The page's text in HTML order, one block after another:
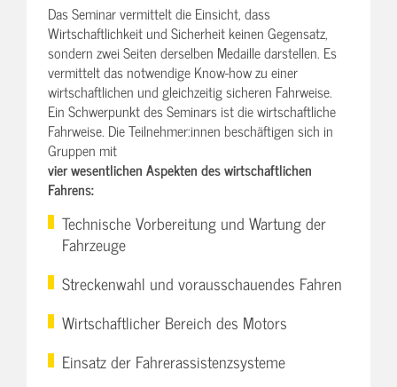
Das Seminar vermittelt die Einsicht, dass
Wirtschaftlichkeit und Sicherheit keinen Gegensatz,
sondern zwei Seiten derselben Medaille darstellen. Es
vermittelt das notwendige Know-how zu einer
wirtschaftlichen und gleichzeitig sicheren Fahrweise.
Ein Schwerpunkt des Seminars ist die wirtschaftliche
Fahrweise. Die Teilnehmer:innen beschäftigen sich in
Gruppen mit
vier wesentlichen Aspekten des wirtschaftlichen
Fahrens:
Technische Vorbereitung und Wartung der
Fahrzeuge
Streckenwahl und vorausschauendes Fahren
Wirtschaftlicher Bereich des Motors
Einsatz der Fahrerassistenzsysteme